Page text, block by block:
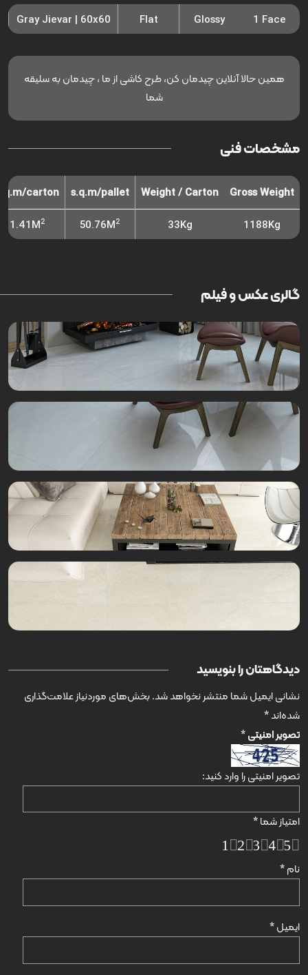
1 Face
Glossy
Flat
Gray Jievar | 60x60
همین حالا آنلاین چیدمان کن، طرح کاشی از ما ، چیدمان به سلیقه
شما
مشخصات فنی
Gross Weight
Weight / Carton
s.q.m/pallet
carton
1188Kg
33Kg
50.76M2
1.41M2
گالری عکس و فیلم
دیدگاهتان را بنویسید
نشانی ایمیل شما منتشر نخواهد شد.بخش‌های موردنیاز علامت‌گذاری
شده‌اند*
نام*
ایمیل*
تصویر امنیتی*
تصویر امنیتی را وارد کنید:
امتیاز شما*
5
4
3
2
1